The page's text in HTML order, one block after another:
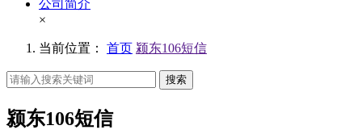
公司简介
×
当前位置： 首页 颍东106短信
搜索
颍东106短信